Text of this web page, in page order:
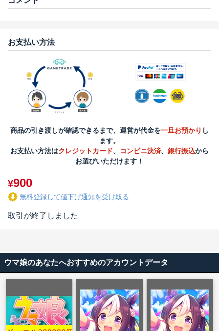
お支払い方法
商品の引き渡しが確認できるまで、運営が代金を一旦お預かり し
ます。
お支払い方法はクレジットカード、 コンビニ決済、 銀行振込から
お選びいただけます！
¥900
無料登録して値下げ通知を受け取る
取引が終了しました
ウマ娘のあなたへおすすめのアカウントデータ